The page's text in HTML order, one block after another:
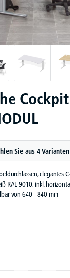
Sie aus 4 Varianten
elegantes
RAL 9010, inkl.
von 640 - 840 mm